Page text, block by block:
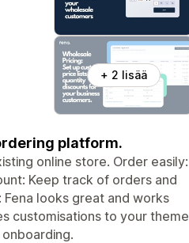
+ 2 lisää
platform.
online store. Order easily:
Keep track of orders and
looks great and works
customisations to your theme